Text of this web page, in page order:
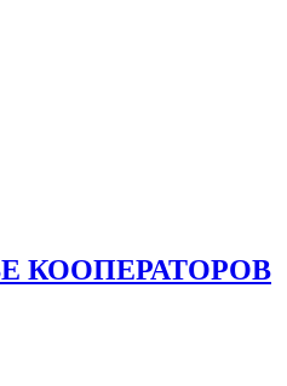
КООПЕРАТОРОВ